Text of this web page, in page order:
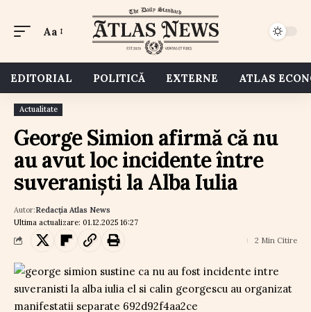
Aa
EDITORIAL POLITICĂ EXTERNE ATLAS
Actualitate
George Simion afirmă că nu
au avut loc incidente între
suveraniști la Alba Iulia
Ultima actualizare: 01.12.2025 16:27
Autor:Redacția Atlas News
2 Min Citire